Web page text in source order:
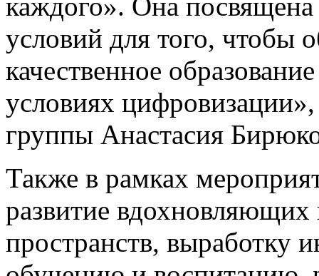
условий для того, чтобы
качественное
условиях
группы Анастасия
Также в рамках
развитие вдохновляющих
пространств, выработку